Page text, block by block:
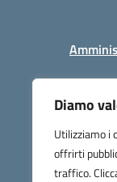
Diamo
Utilizziamo i
offrirti
traffico.